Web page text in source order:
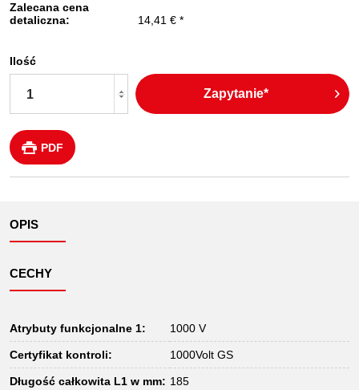
Zalecana cena
detaliczna:
14,41 € *
Ilość
Zapytanie*
PDF
OPIS
CECHY
Atrybuty funkcjonalne 1: 1000 V
Certyfikat kontroli: 1000Volt GS
Długość całkowita L1 w mm: 185